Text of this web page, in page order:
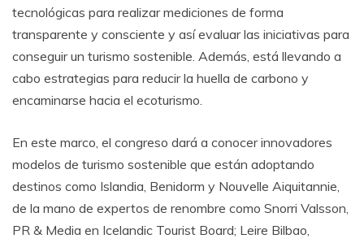
tecnológicas para realizar mediciones de forma
transparente y consciente y así evaluar las iniciativas para
conseguir un turismo sostenible. Además, está llevando a
cabo estrategias para reducir la huella de carbono y
encaminarse hacia el ecoturismo.
En este marco, el congreso dará a conocer innovadores
modelos de turismo sostenible que están adoptando
destinos como Islandia, Benidorm y Nouvelle Aiquitannie,
de la mano de expertos de renombre como Snorri Valsson,
PR & Media en Icelandic Tourist Board; Leire Bilbao,